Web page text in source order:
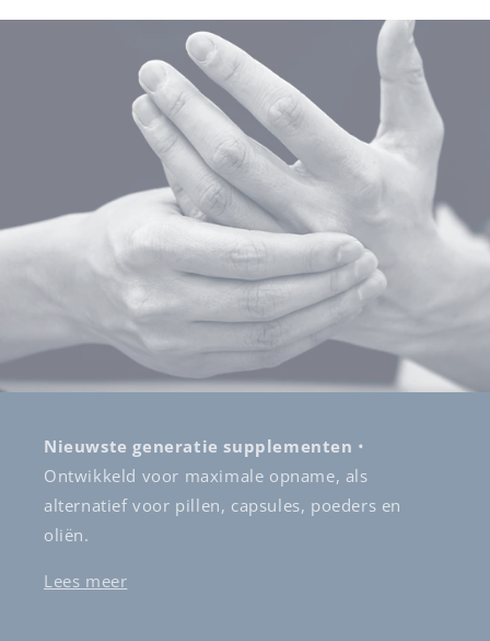
Nieuwste generatie supplementen •
Ontwikkeld voor maximale opname, als
alternatief voor pillen, capsules, poeders en
oliën.
Lees meer